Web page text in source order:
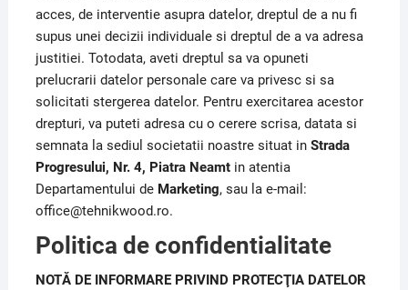
acces, de interventie asupra datelor, dreptul de a nu fi
supus unei decizii individuale si dreptul de a va adresa
justitiei. Totodata, aveti dreptul sa va opuneti
prelucrarii datelor personale care va privesc si sa
solicitati stergerea datelor. Pentru exercitarea acestor
drepturi, va puteti adresa cu o cerere scrisa, datata si
semnata la sediul societatii noastre situat in Strada
Progresului, Nr. 4, Piatra Neamtin atentia
Departamentului de Marketing, sau la e-mail:
office@tehnikwood.ro.
Politica de confidentialitate
NOTĂ DE INFORMARE PRIVIND PROTECŢIA DATELOR